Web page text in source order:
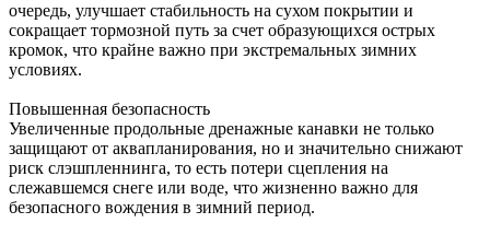
очередь, улучшает стабильность на сухом покрытии и
сокращает тормозной путь за счет образующихся острых
кромок, что крайне важно при экстремальных зимних
условиях.
Повышенная безопасность
Увеличенные продольные дренажные канавки не только
защищают от аквапланирования, но и значительно снижают
риск слэшпленнинга, то есть потери сцепления на
слежавшемся снеге или воде, что жизненно важно для
безопасного вождения в зимний период.